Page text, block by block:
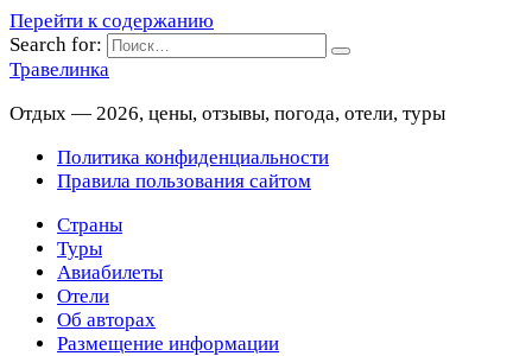
Перейти к содержанию
Search for:
Травелинка
Отдых — 2026, цены, отзывы, погода, отели, туры
Политика конфиденциальности
Правила пользования сайтом
Страны
Туры
Авиабилеты
Отели
Об авторах
Размещение информации